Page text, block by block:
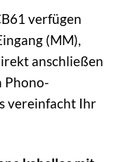
verfügen
(MM),
anschließen
Phono-
vereinfacht Ihr